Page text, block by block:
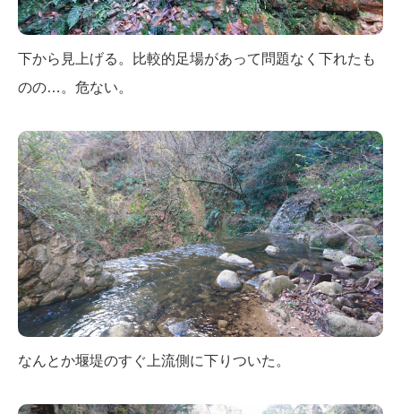
下から見上げる。比較的足場があって問題なく下れたも
のの…。危ない。
なんとか堰堤のすぐ上流側に下りついた。